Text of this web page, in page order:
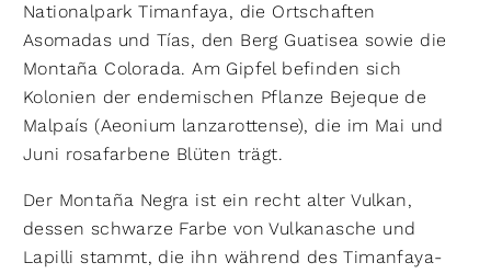
Nationalpark Timanfaya, die Ortschaften
Asomadas und Tías, den Berg Guatisea sowie die
Montaña Colorada. Am Gipfel befinden sich
Kolonien der endemischen Pflanze Bejeque de
Malpaís (Aeonium lanzarottense), die im Mai und
Juni rosafarbene Blüten trägt.
Der Montaña Negra ist ein recht alter Vulkan,
dessen schwarze Farbe von Vulkanasche und
Lapilli stammt, die ihn während des Timanfaya-